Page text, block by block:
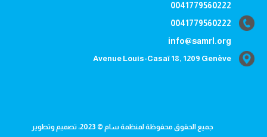
0041779560222
0041779560222
info@samrl.org
Avenue Louis-Casaï 18, 1209 Genève
جميع الحقوق محفوظة لمنظمة سام © 2023، تصميم وتطوير